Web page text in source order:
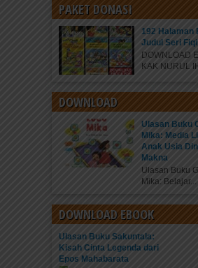
PAKET DONASI
192 Halaman
Judul Seri
DOWNLOAD
KAK NURUL
DOWNLOAD
Ulasan Buku
Mika: Media
Anak Usia
Makna
Ulasan Buku
Mika: Belajar...
DOWNLOAD EBOOK
Ulasan Buku Sakuntala:
Kisah Cinta Legenda dari
Epos Mahabarata